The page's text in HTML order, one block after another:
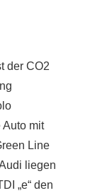
der CO2
Auto mit
Line
liegen
„e“ den